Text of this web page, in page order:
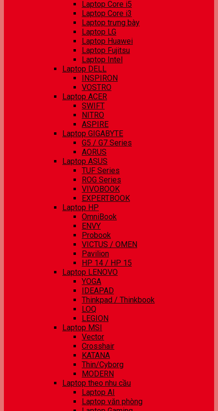
Laptop Core i5
Laptop Core i3
Laptop trưng bày
Laptop LG
Laptop Huawei
Laptop Fujitsu
Laptop Intel
Laptop DELL
INSPIRON
VOSTRO
Laptop ACER
SWIFT
NITRO
ASPIRE
Laptop GIGABYTE
G5 / G7 Series
AORUS
Laptop ASUS
TUF Series
ROG Series
VIVOBOOK
EXPERTBOOK
Laptop HP
OmniBook
ENVY
Probook
VICTUS / OMEN
Pavilion
HP 14 / HP 15
Laptop LENOVO
YOGA
IDEAPAD
Thinkpad / Thinkbook
LOQ
LEGION
Laptop MSI
Vector
Crosshair
KATANA
Thin/Cyborg
MODERN
Laptop theo nhu cầu
Laptop AI
Laptop văn phòng